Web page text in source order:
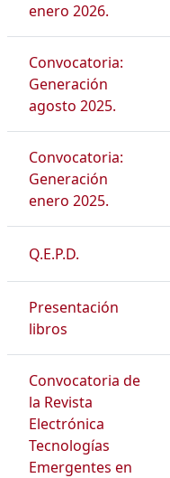
enero 2026.
Convocatoria:
Generación
agosto 2025.
Convocatoria:
Generación
enero 2025.
Q.E.P.D.
Presentación
libros
Convocatoria de
la Revista
Electrónica
Tecnologías
Emergentes en